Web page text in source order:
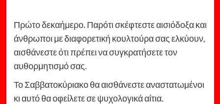
Πρώτο δεκαήμερο. Παρότι σκέφτεστε αισιόδοξα και
άνθρωποι με διαφορετική κουλτούρα σας ελκύουν,
αισθάνεστε ότι πρέπει να συγκρατήσετε τον
αυθορμητισμό σας.
Το Σαββατοκύριακο θα αισθάνεστε αναστατωμένοι
κι αυτό θα οφείλετε σε ψυχολογικά αίτια.